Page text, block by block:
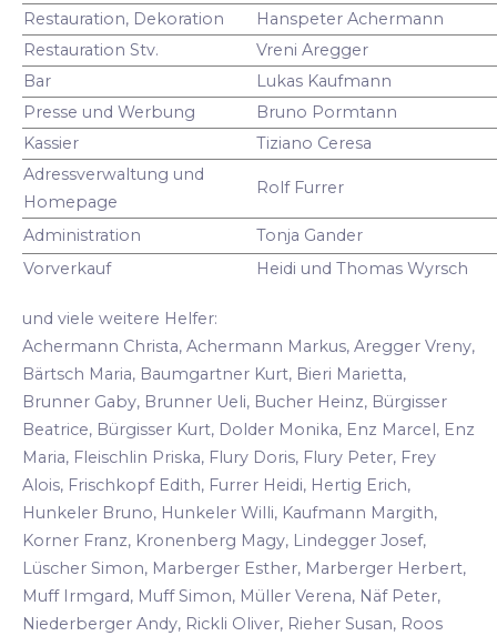
Restauration, Dekoration
Hanspeter Achermann
Restauration Stv.
Vreni Aregger
Bar
Lukas Kaufmann
Presse und Werbung
Bruno Pormtann
Kassier
Tiziano Ceresa
Adressverwaltung und
Homepage
Rolf Furrer
Administration
Tonja Gander
Vorverkauf
Heidi und Thomas Wyrsch
und viele weitere Helfer:
Achermann Christa, Achermann Markus, Aregger Vreny,
Bärtsch Maria, Baumgartner Kurt, Bieri Marietta,
Brunner Gaby, Brunner Ueli, Bucher Heinz, Bürgisser
Beatrice, Bürgisser Kurt, Dolder Monika, Enz Marcel, Enz
Maria, Fleischlin Priska, Flury Doris, Flury Peter, Frey
Alois, Frischkopf Edith, Furrer Heidi, Hertig Erich,
Hunkeler Bruno, Hunkeler Willi, Kaufmann Margith,
Korner Franz, Kronenberg Magy, Lindegger Josef,
Lüscher Simon, Marberger Esther, Marberger Herbert,
Muff Irmgard, Muff Simon, Müller Verena, Näf Peter,
Niederberger Andy, Rickli Oliver, Rieher Susan, Roos